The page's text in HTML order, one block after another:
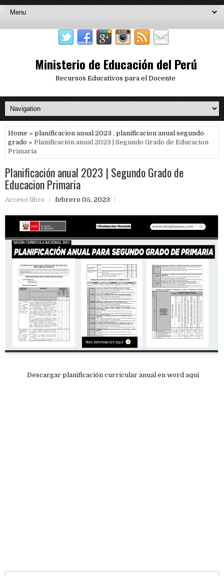
Ministerio de Educación del Perú
Recursos Educativos para el Docente
Home » planificacion anual 2023 , planificacion anual segundo
grado » Planificación anual 2023 | Segundo Grado de Educacion
Primaria
Planificación anual 2023 | Segundo Grado de
Educacion Primaria
Acceso libre febrero 05, 2023
Descargar planificación curricular anual en word aquí